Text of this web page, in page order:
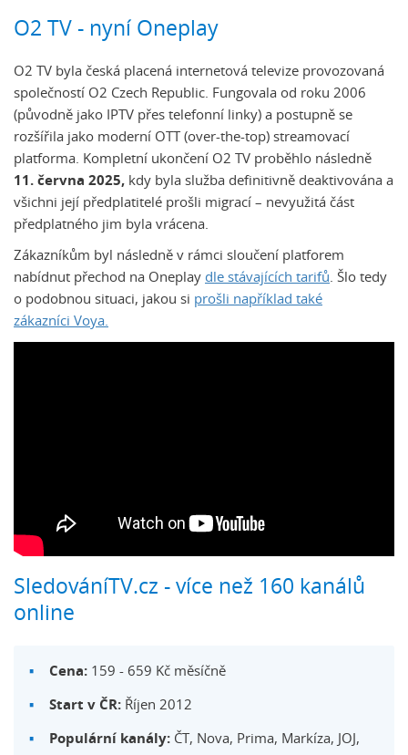
O2 TV - nyní Oneplay
O2 TV byla česká placená internetová televize provozovaná
společností O2 Czech Republic. Fungovala od roku 2006
(původně jako IPTV přes telefonní linky) a postupně se
rozšířila jako moderní OTT (over-the-top) streamovací
platforma. Kompletní ukončení O2 TV proběhlo následně
11. června 2025, kdy byla služba definitivně deaktivována a
všichni její předplatitelé prošli migrací – nevyužitá část
předplatného jim byla vrácena.
Zákazníkům byl následně v rámci sloučení platforem
nabídnut přechod na Oneplay dle stávajících tarifů . Šlo tedy
o podobnou situaci, jakou si prošli například také
zákazníci Voya.
SledováníTV.cz - více než 160 kanálů
online
Cena:159 - 659 Kč měsíčně
Start v ČR:Říjen 2012
Populární kanály:ČT, Nova, Prima, Markíza, JOJ,